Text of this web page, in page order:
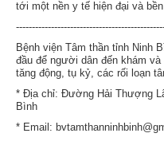
tới một nền y tế hiện đại và
Bệnh viện Tâm thần tỉnh Ninh
đầu để người dân đến khám
tăng động, tụ kỷ, các rối loạn
* Địa chỉ: Đường Hải Thượng
Bình
* Email: